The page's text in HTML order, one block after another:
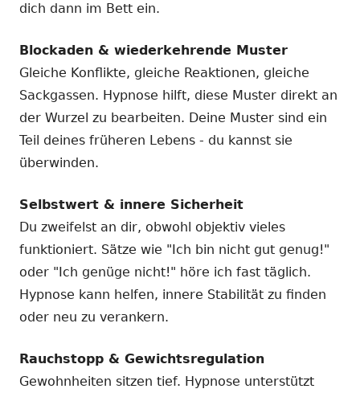
dich dann im Bett ein.
Blockaden & wiederkehrende Muster
Gleiche Konflikte, gleiche Reaktionen, gleiche
Sackgassen. Hypnose hilft, diese Muster direkt an
der Wurzel zu bearbeiten. Deine Muster sind ein
Teil deines früheren Lebens - du kannst sie
überwinden.
Selbstwert & innere Sicherheit
Du zweifelst an dir, obwohl objektiv vieles
funktioniert. Sätze wie "Ich bin nicht gut genug!"
oder "Ich genüge nicht!" höre ich fast täglich.
Hypnose kann helfen, innere Stabilität zu finden
oder neu zu verankern.
Rauchstopp & Gewichtsregulation
Gewohnheiten sitzen tief. Hypnose unterstützt